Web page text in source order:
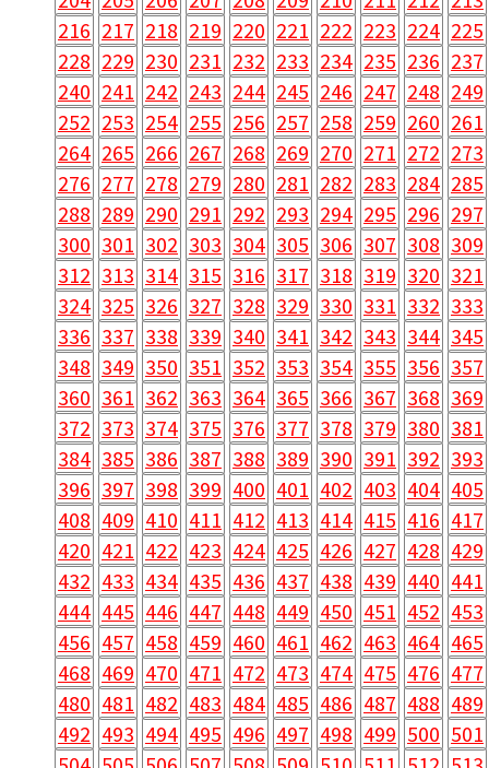
216 217 218 219 220 221 222 223 224 225
228 229 230 231 232 233 234 235 236 237
240 241 242 243 244 245 246 247 248 249
252 253 254 255 256 257 258 259 260 261
264 265 266 267 268 269 270 271 272 273
276 277 278 279 280 281 282 283 284 285
288 289 290 291 292 293 294 295 296 297
300 301 302 303 304 305 306 307 308 309
312 313 314 315 316 317 318 319 320 321
324 325 326 327 328 329 330 331 332 333
336 337 338 339 340 341 342 343 344 345
348 349 350 351 352 353 354 355 356 357
360 361 362 363 364 365 366 367 368 369
372 373 374 375 376 377 378 379 380 381
384 385 386 387 388 389 390 391 392 393
396 397 398 399 400 401 402 403 404 405
408 409 410 411 412 413 414 415 416 417
420 421 422 423 424 425 426 427 428 429
432 433 434 435 436 437 438 439 440 441
444 445 446 447 448 449 450 451 452 453
456 457 458 459 460 461 462 463 464 465
468 469 470 471 472 473 474 475 476 477
480 481 482 483 484 485 486 487 488 489
492 493 494 495 496 497 498 499 500 501